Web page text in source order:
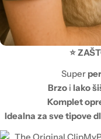
⭐
Super
Brzo i lako
Komplet
Idealna za sve tipove